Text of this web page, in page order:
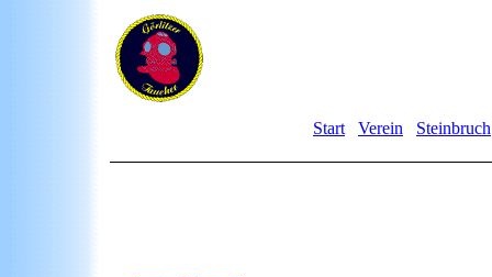
Start Verein Steinbruch